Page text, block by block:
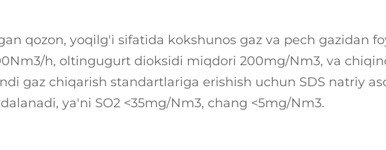
qozon, yoqilg'i sifatida kokshunos gaz va pech gazidan
h, oltingugurt dioksidi miqdori 200mg/Nm3, va
gaz chiqarish standartlariga erishish uchun SDS natriy
ya'ni SO2 <35mg/Nm3, chang <5mg/Nm3.